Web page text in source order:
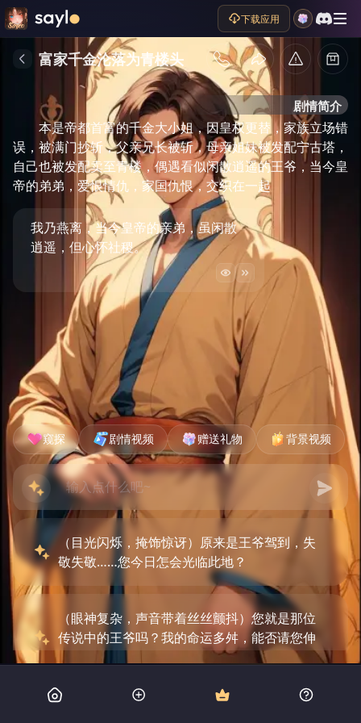
下载应用
富家千金沦落为青楼头
剧情简介
本是帝都首富的千金大小姐，因皇权更替，家族立场错
误，被满门抄斩，父亲兄长被斩，母亲姐妹被发配宁古塔，
自己也被发配卖至青楼，偶遇看似闲散逍遥的王爷，当今皇
帝的弟弟，爱恨情仇，家国仇恨，交织在一起
我乃燕离，当今皇帝的亲弟，虽闲散
逍遥，但心怀社稷。
窥探 剧情视频 赠送礼物 背景视频
（目光闪烁，掩饰惊讶）原来是王爷驾到，失
敬失敬……您今日怎会光临此地？
（眼神复杂，声音带着丝丝颤抖）您就是那位
传说中的王爷吗？我的命运多舛，能否请您伸
出援手？